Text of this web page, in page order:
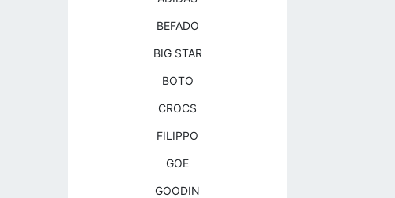
BEFADO
BIG STAR
BOTO
CROCS
FILIPPO
GOE
GOODIN